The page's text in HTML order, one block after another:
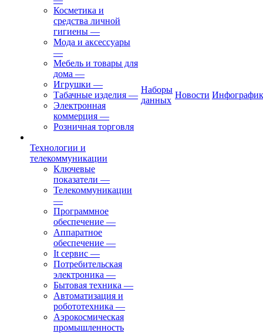
Косметика и
средства личной
гигиены —
Мода и аксессуары
—
Мебель и товары для
дома —
Игрушки —
Табачные изделия —
Электронная
коммерция —
Розничная торговля
Технологии и
телекоммуникации
Ключевые
показатели —
Телекоммуникации
—
Программное
обеспечение —
Аппаратное
обеспечение —
It сервис —
Потребительская
электроника —
Бытовая техника —
Автоматизация и
робототехника —
Аэрокосмическая
промышленность
Наборы
данных
Новости